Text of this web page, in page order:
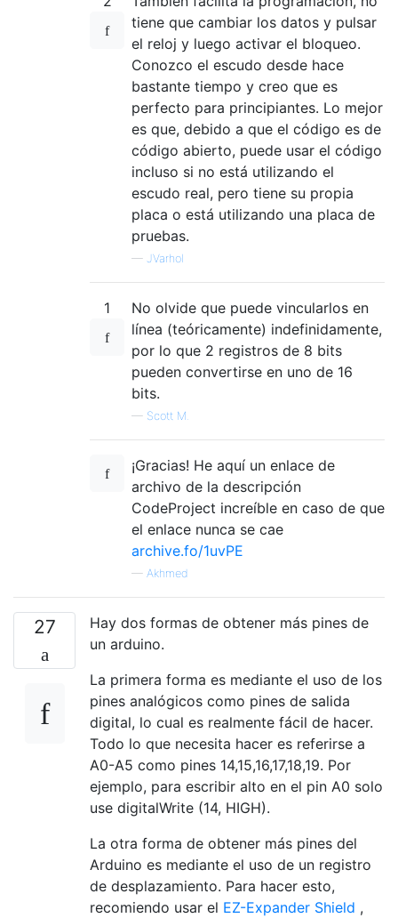
tiene que cambiar los datos y pulsar
el reloj y luego activar el bloqueo.
Conozco el escudo desde hace
bastante tiempo y creo que es
perfecto para principiantes. Lo mejor
es que, debido a que el código es de
código abierto, puede usar el código
incluso si no está utilizando el
escudo real, pero tiene su propia
placa o está utilizando una placa de
pruebas.
— JVarhol
1
No olvide que puede vincularlos en
línea (teóricamente) indefinidamente,
por lo que 2 registros de 8 bits
pueden convertirse en uno de 16
bits.
— Scott M.
¡Gracias! He aquí un enlace de
archivo de la descripción
CodeProject increíble en caso de que
el enlace nunca se cae
archive.fo/1uvPE
— Akhmed
27
Hay dos formas de obtener más pines de
un arduino.
La primera forma es mediante el uso de los
pines analógicos como pines de salida
digital, lo cual es realmente fácil de hacer.
Todo lo que necesita hacer es referirse a
A0-A5 como pines 14,15,16,17,18,19. Por
ejemplo, para escribir alto en el pin A0 solo
use digitalWrite (14, HIGH).
La otra forma de obtener más pines del
Arduino es mediante el uso de un registro
de desplazamiento. Para hacer esto,
recomiendo usar el EZ-Expander Shield ,